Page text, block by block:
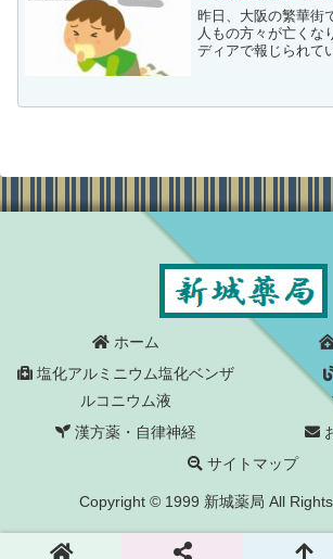
昨日、大阪の繁華街
人もの方々が亡くな
ディアで報じられて
わらず多くの方々が
ホーム
塩化アルミニウム塩化ベンザ
ルコニウム液
漢方薬・自律神経
サイトマップ
Copyright © 1999 新城薬局 All